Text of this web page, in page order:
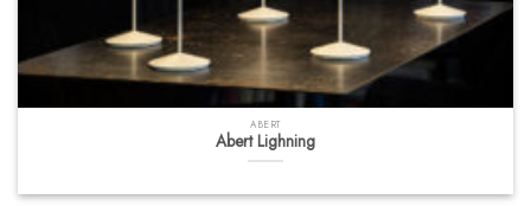
ABERT
Abert Lighning